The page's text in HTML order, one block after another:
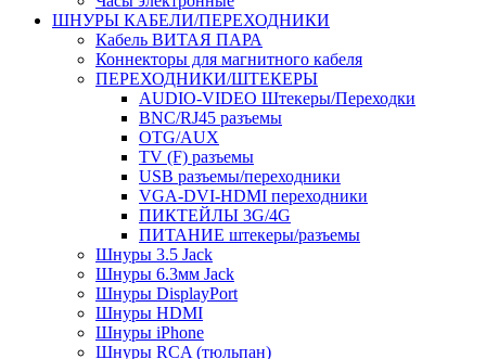
ШНУРЫ КАБЕЛИ/ПЕРЕХОДНИКИ
Кабель ВИТАЯ ПАРА
Коннекторы для магнитного кабеля
ПЕРЕХОДНИКИ/ШТЕКЕРЫ
AUDIO-VIDEO Штекеры/Переходки
BNC/RJ45 разъемы
OTG/AUX
TV (F) разъемы
USB разъемы/переходники
VGA-DVI-HDMI переходники
ПИКТЕЙЛЫ 3G/4G
ПИТАНИЕ штекеры/разъемы
Шнуры 3.5 Jack
Шнуры 6.3мм Jack
Шнуры DisplayPort
Шнуры HDMI
Шнуры iPhone
Шнуры RCA (тюльпан)